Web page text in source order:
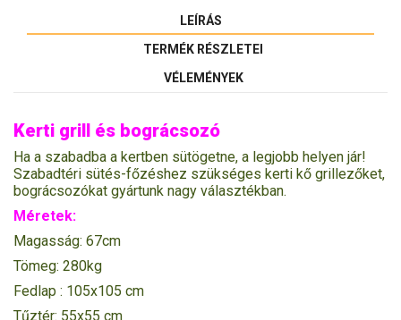
LEÍRÁS
TERMÉK RÉSZLETEI
VÉLEMÉNYEK
Kerti grill és bográcsozó
Ha a szabadba a kertben sütögetne, a legjobb helyen jár!
Szabadtéri sütés-főzéshez szükséges kerti kő grillezőket,
bográcsozókat gyártunk nagy választékban.
Méretek:
Magasság: 67cm
Tömeg: 280kg
Fedlap : 105x105 cm
Tűztér: 55x55 cm